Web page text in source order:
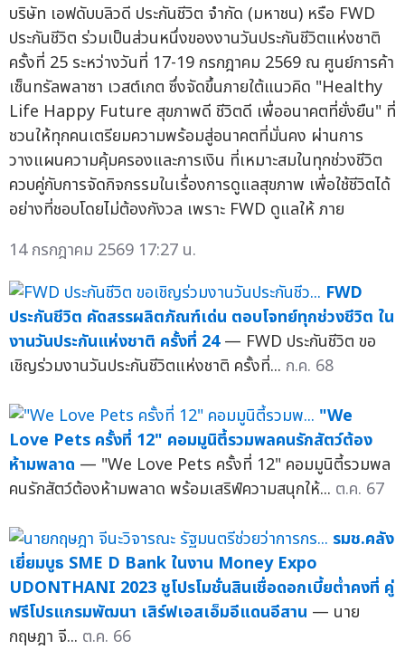
บริษัท เอฟดับบลิวดี ประกันชีวิต จำกัด (มหาชน) หรือ FWD
ประกันชีวิต ร่วมเป็นส่วนหนึ่งของงานวันประกันชีวิตแห่งชาติ
ครั้งที่ 25 ระหว่างวันที่ 17-19 กรกฎาคม 2569 ณ ศูนย์การค้า
เซ็นทรัลพลาซา เวสต์เกต ซึ่งจัดขึ้นภายใต้แนวคิด "Healthy
Life Happy Future สุขภาพดี ชีวิตดี เพื่ออนาคตที่ยั่งยืน" ที่
ชวนให้ทุกคนเตรียมความพร้อมสู่อนาคตที่มั่นคง ผ่านการ
วางแผนความคุ้มครองและการเงิน ที่เหมาะสมในทุกช่วงชีวิต
ควบคู่กับการจัดกิจกรรมในเรื่องการดูแลสุขภาพ เพื่อใช้ชีวิตได้
อย่างที่ชอบโดยไม่ต้องกังวล เพราะ FWD ดูแลให้ ภาย
14 กรกฎาคม 2569 17:27 น.
FWD
ประกันชีวิต คัดสรรผลิตภัณฑ์เด่น ตอบโจทย์ทุกช่วงชีวิต ใน
งานวันประกันแห่งชาติ ครั้งที่ 24 — FWD ประกันชีวิต ขอ
เชิญร่วมงานวันประกันชีวิตแห่งชาติ ครั้งที่... ก.ค. 68
"We
Love Pets ครั้งที่ 12" คอมมูนิตี้รวมพลคนรักสัตว์ต้อง
ห้ามพลาด — "We Love Pets ครั้งที่ 12" คอมมูนิตี้รวมพล
คนรักสัตว์ต้องห้ามพลาด พร้อมเสริฟ์ความสนุกให้... ต.ค. 67
รมช.คลัง
เยี่ยมบูธ SME D Bank ในงาน Money Expo
UDONTHANI 2023 ชูโปรโมชั่นสินเชื่อดอกเบี้ยต่ำคงที่ คู่
ฟรีโปรแกรมพัฒนา เสิร์ฟเอสเอ็มอีแดนอีสาน — นาย
กฤษฎา จี... ต.ค. 66